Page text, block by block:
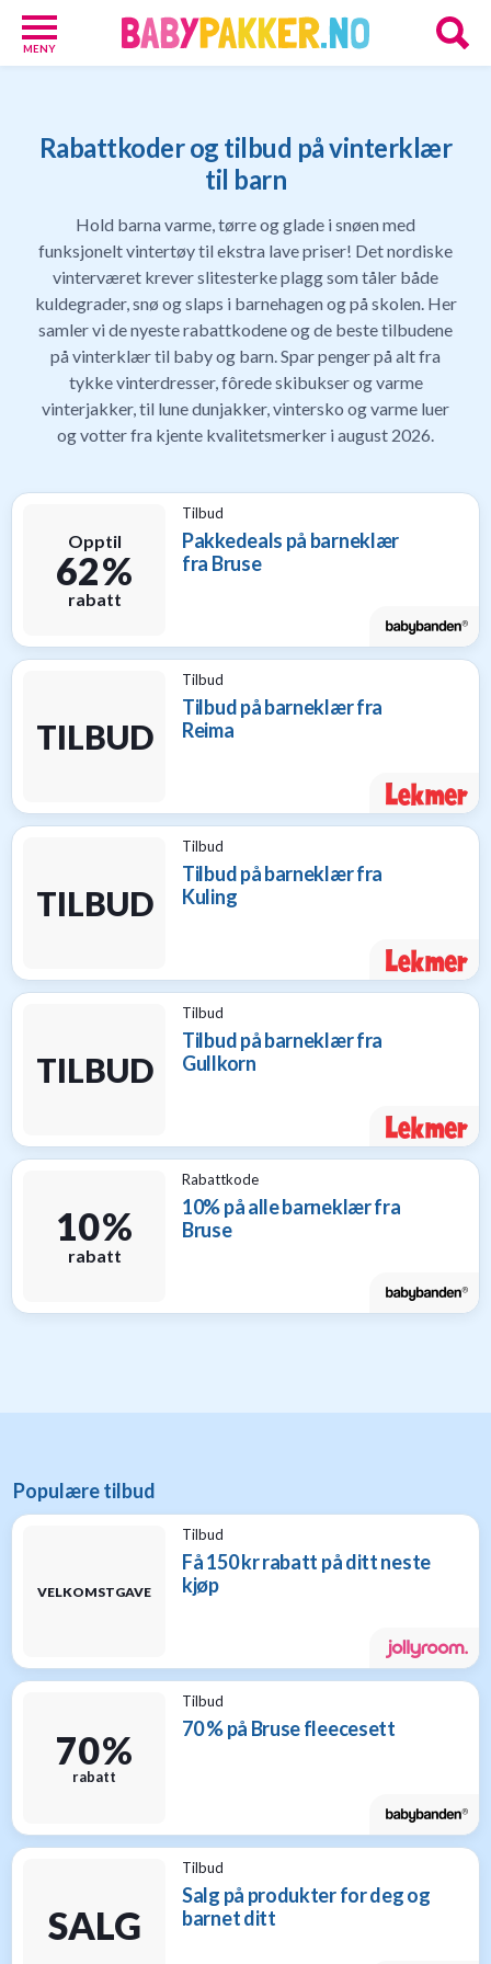
MENY
Rabattkoder og tilbud på vinterklær
til barn
Hold barna varme, tørre og glade i snøen med
funksjonelt vintertøy til ekstra lave priser! Det nordiske
vinterværet krever slitesterke plagg som tåler både
kuldegrader, snø og slaps i barnehagen og på skolen. Her
samler vi de nyeste rabattkodene og de beste tilbudene
på vinterklær til baby og barn. Spar penger på alt fra
tykke vinterdresser, fôrede skibukser og varme
vinterjakker, til lune dunjakker, vintersko og varme luer
og votter fra kjente kvalitetsmerker i august 2026.
Opptil
62 %
rabatt
Tilbud
Pakkedeals på barneklær
fra Bruse
TILBUD
Tilbud
Tilbud på barneklær fra
Reima
TILBUD
Tilbud
Tilbud på barneklær fra
Kuling
TILBUD
Tilbud
Tilbud på barneklær fra
Gullkorn
10 %
rabatt
Rabattkode
10% på alle barneklær fra
Bruse
Populære tilbud
VELKOMSTGAVE
Tilbud
Få 150 kr rabatt på ditt neste
kjøp
70 %
rabatt
Tilbud
70 % på Bruse fleecesett
SALG
Tilbud
Salg på produkter for deg og
barnet ditt
Velkomstgaver
for
Foreldretilbud
Tilbud
Gavetips
Nettbutikker
Personlige
gaver
baby
Gavetips
1
gravide
nybakte